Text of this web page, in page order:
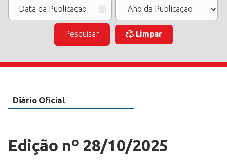
Pesquisar Limpar
Diário Oficial
Edição nº 28/10/2025